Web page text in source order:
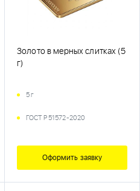
Золото в мерных слитках (5
г)
5 г
ГОСТ Р 51572-2020
Оформить заявку